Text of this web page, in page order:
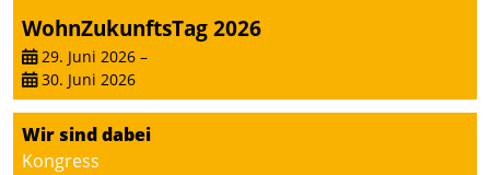
WohnZukunftsTag 2026
29. Juni 2026 –
30. Juni 2026
Wir sind dabei
Kongress